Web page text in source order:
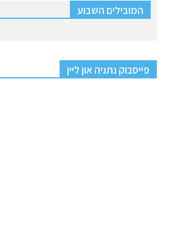
המובילים השבוע
פייסבוק נתניה און ליין